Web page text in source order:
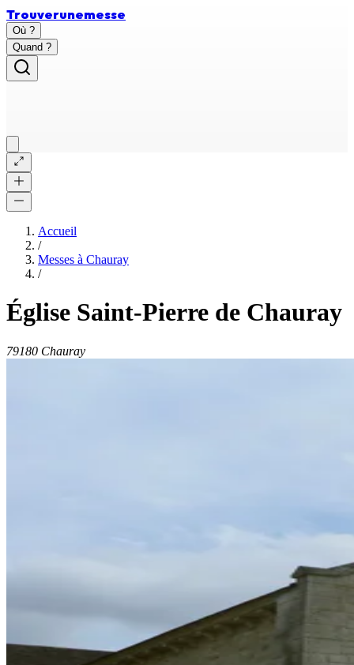
Trouverunemesse
Où ?
Quand ?
Accueil
/
Messes à Chauray
/
Église Saint-Pierre de Chauray
79180 Chauray